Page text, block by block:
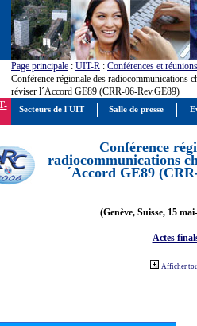
Page principale : UIT-R : Conférences et réunions
Conférence régionale des radiocommunications
réviser l´Accord GE89 (CRR-06-Rev.GE89)
Conférence
radiocommunications
´Accord GE89
(Genève, Suisse, 15
Actes
Afficher
Secteurs de l'UIT Salle de presse